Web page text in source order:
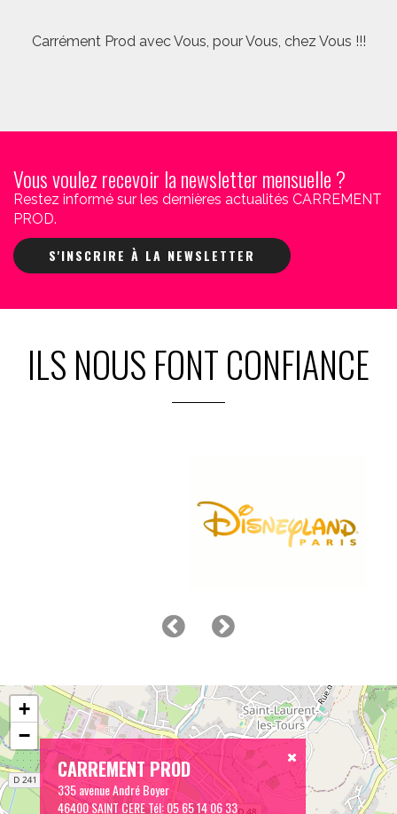
Carrément Prod avec Vous, pour Vous, chez Vous !!!
Vous voulez recevoir la newsletter mensuelle ?
Restez informé sur les dernières actualités CARREMENT
PROD.
S'INSCRIRE À LA NEWSLETTER
ILS NOUS FONT CONFIANCE
CARREMENT PROD
335 avenue André Boyer
46400 SAINT CERETél:05 65 14 06 33
+
−